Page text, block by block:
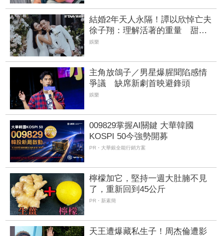
結婚2年天人永隔！譚以欣悼亡夫
徐子翔：理解活著的重量 甜蜜
婚紗照引鼻酸
娛樂
主角放鴿子／男星爆腥聞陷感情
爭議 缺席新劇首映避鋒頭
娛樂
009829掌握AI關鍵 大華韓國
KOSPI 50今強勢開募
PR・大華銀全能行銷方案
檸檬加它，堅持一週大肚腩不見
了，重新回到45公斤
PR・新素簡
天王遭爆藏私生子！周杰倫遭影